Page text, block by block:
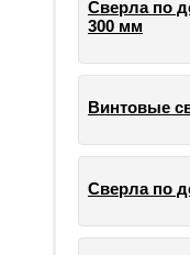
Сверла по
300 мм
Винтовые
Сверла по